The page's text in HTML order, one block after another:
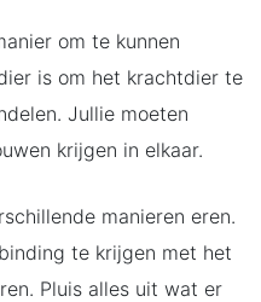
om te kunnen
is om het krachtdier te
Jullie moeten
krijgen in elkaar.
manieren eren.
te krijgen met het
Pluis alles uit wat er